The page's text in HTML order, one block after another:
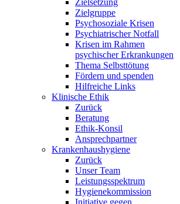
Zielsetzung
Zielgruppe
Psychosoziale Krisen
Psychiatrischer Notfall
Krisen im Rahmen
psychischer Erkrankungen
Thema Selbsttötung
Fördern und spenden
Hilfreiche Links
Klinische Ethik
Zurück
Beratung
Ethik-Konsil
Ansprechpartner
Krankenhaushygiene
Zurück
Unser Team
Leistungsspektrum
Hygienekommission
Initiative gegen